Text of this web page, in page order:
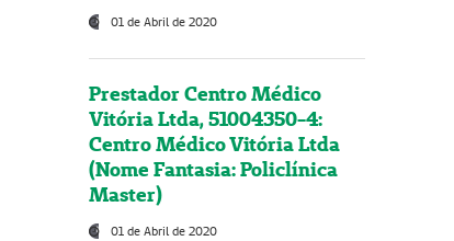
01 de Abril de 2020
Prestador Centro Médico
Vitória Ltda, 51004350-4:
Centro Médico Vitória Ltda
(Nome Fantasia: Policlínica
Master)
01 de Abril de 2020